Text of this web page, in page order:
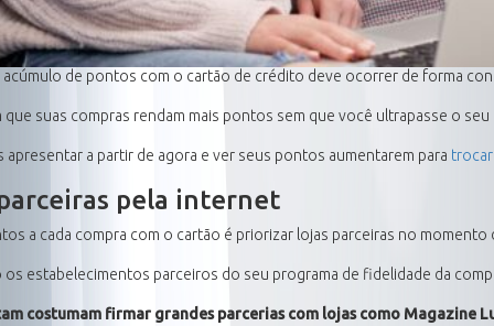
de pontos com o cartão de crédito deve ocorrer de forma
suas compras rendam mais pontos sem que você ultrapasse o seu
apresentar a partir de agora e ver seus pontos aumentarem para
pela internet
a cada compra com o cartão é priorizar lojas parceiras no
estabelecimentos parceiros do seu programa de fidelidade da
costumam firmar grandes parcerias com lojas como Magazine